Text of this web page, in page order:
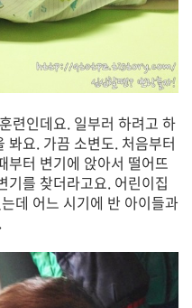
련인데요. 일부러 하려고 하
봐요. 가끔 소변도. 처음부터
부터 변기에 앉아서 떨어뜨
기를 찾더라고요. 어린이집
데 어느 시기에 반 아이들과